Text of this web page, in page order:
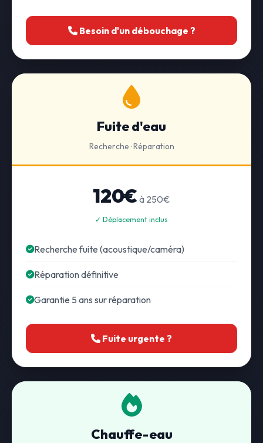
Besoin d'un débouchage ?
Fuite d'eau
Recherche · Réparation
120€ à 250€
✓ Déplacement inclus
Recherche fuite (acoustique/caméra)
Réparation définitive
Garantie 5 ans sur réparation
Fuite urgente ?
Chauffe-eau